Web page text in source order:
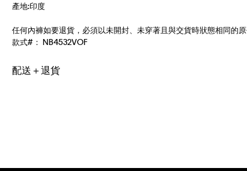
產地:印度
任何內褲如要退貨，必須以未開封、未穿著且與交貨時狀態相同的
款式#： NB4532VOF
配送＋退貨